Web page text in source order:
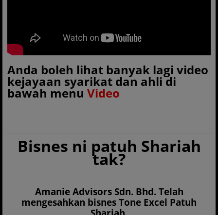
Anda boleh lihat banyak lagi video
kejayaan syarikat dan ahli di
bawah menu Video
Bisnes ni patuh Shariah
tak?
Amanie Advisors Sdn. Bhd. Telah
mengesahkan bisnes Tone Excel Patuh